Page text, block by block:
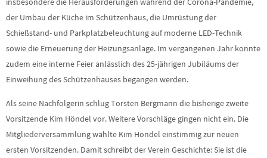
der Umbau der Küche im Schützenhaus, die Umrüstung der
Schießstand- und Parkplatzbeleuchtung auf moderne LED-Technik
sowie die Erneuerung der Heizungsanlage. Im vergangenen Jahr konnte
zudem eine interne Feier anlässlich des 25-jährigen Jubiläums der
Einweihung des Schützenhauses begangen werden.
Als seine Nachfolgerin schlug Torsten Bergmann die bisherige zweite
Vorsitzende Kim Höndel vor. Weitere Vorschläge gingen nicht ein. Die
Mitgliederversammlung wählte Kim Höndel einstimmig zur neuen
ersten Vorsitzenden. Damit schreibt der Verein Geschichte: Sie ist die